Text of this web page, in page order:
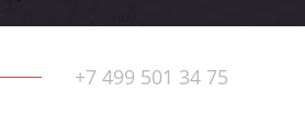
+7 499 501 34 75